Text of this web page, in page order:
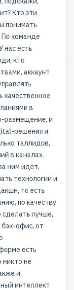
Кто эти
понимать
По команде
нас есть
кто
аккаунт
качественное
в
размещение, и
решения и
таллидов,
в каналах.
ним идет,
технологии и
то есть
по качеству
сделать лучше,
бэк-офис, от
есть
никто не
и
интеллект